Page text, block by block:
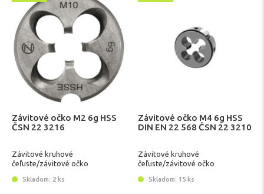
Závitové očko M2 6g HSS
ČSN 22 3216
Závitové kruhové
čeľuste/závitové očko
Skladom: 2 ks
Závitové očko M4 6g HSS
DIN EN 22 568 ČSN 22 3210
Závitové kruhové
čeľuste/závitové očko
Skladom: 15 ks